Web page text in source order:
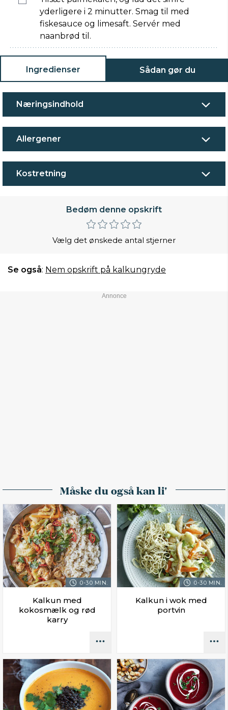
yderligere i 2 minutter. Smag til med
fiskesauce og limesaft. Servér med
naanbrød til.
Ingredienser Sådan gør du
Næringsindhold
Allergener
Kostretning
Bedøm denne opskrift
Vælg det ønskede antal stjerner
Se også: Nem opskrift på kalkungryde
Måske du også kan li'
0-30 MIN.
Kalkun med
kokosmælk og rød
karry
0-30 MIN.
Kalkun i wok med
portvin